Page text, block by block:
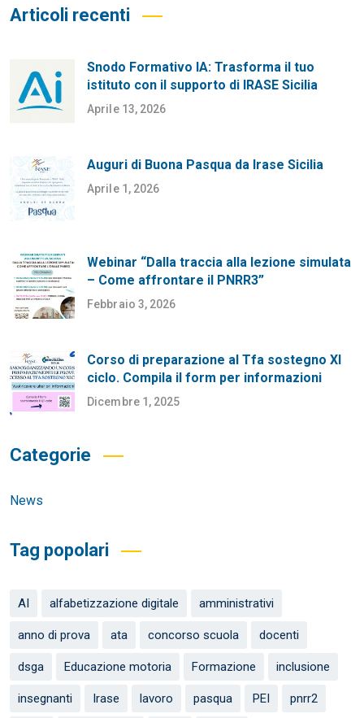
Articoli recenti
Snodo Formativo IA: Trasforma il tuo
istituto con il supporto di IRASE Sicilia
Aprile 13, 2026
Auguri di Buona Pasqua da Irase Sicilia
Aprile 1, 2026
Webinar “Dalla traccia alla lezione simulata
– Come affrontare il PNRR3”
Febbraio 3, 2026
Corso di preparazione al Tfa sostegno XI
ciclo. Compila il form per informazioni
Dicembre 1, 2025
Categorie
News
Tag popolari
AI alfabetizzazione digitale amministrativi
anno di prova ata concorso scuola docenti
dsga Educazione motoria Formazione inclusione
insegnanti Irase lavoro pasqua PEI pnrr2